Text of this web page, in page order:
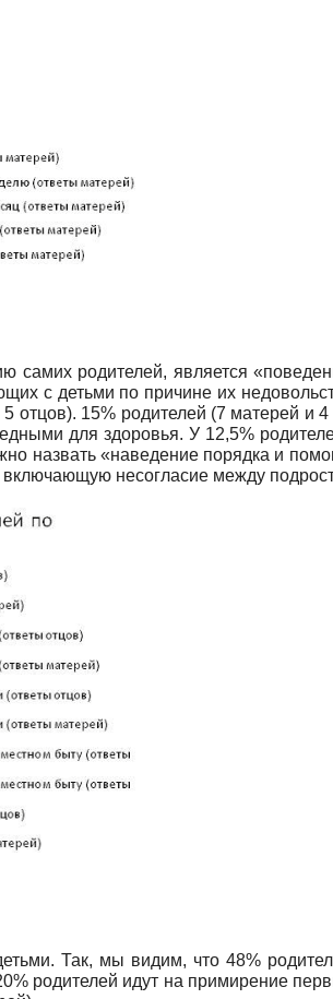
родителей, является
с детьми по причине их
отцов). 15% родителей (7 матерей и 4
для здоровья. У 12,5%
назвать «наведение порядка и
включающую несогласие между
Так, мы видим, что 48%
родителей идут на примирение